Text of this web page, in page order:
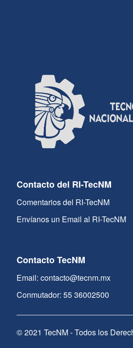
Contacto del RI-TecNM
Comentarios del RI-TecNM
Envíanos un Email al RI-TecNM
Contacto TecNM
Email: contacto@tecnm.mx
Conmutador: 55 36002500
© 2021 TecNM - Todos los